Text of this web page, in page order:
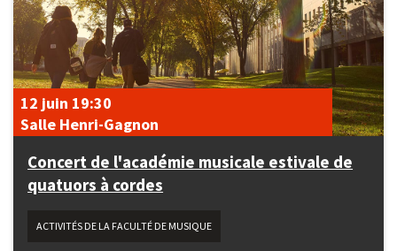
Concert de l'académie musicale estivale de
quatuors à cordes
12 juin 19:30
Salle Henri-Gagnon
ACTIVITÉS DE LA FACULTÉ DE MUSIQUE